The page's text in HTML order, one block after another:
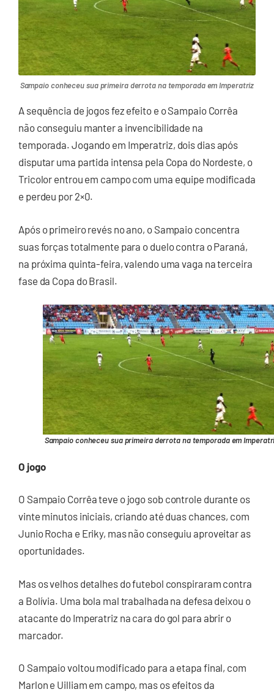
Sampaio conheceu sua primeira derrota na temporada em Imperatriz
A sequência de jogos fez efeito e o Sampaio Corrêa
não conseguiu manter a invencibilidade na
temporada. Jogando em Imperatriz, dois dias após
disputar uma partida intensa pela Copa do Nordeste, o
Tricolor entrou em campo com uma equipe modificada
e perdeu por 2×0.
Após o primeiro revés no ano, o Sampaio concentra
suas forças totalmente para o duelo contra o Paraná,
na próxima quinta-feira, valendo uma vaga na terceira
fase da Copa do Brasil.
Sampaio conheceu sua primeira derrota na temporada em
O jogo
O Sampaio Corrêa teve o jogo sob controle durante os
vinte minutos iniciais, criando até duas chances, com
Junio Rocha e Eriky, mas não conseguiu aproveitar as
oportunidades.
Mas os velhos detalhes do futebol conspiraram contra
a Bolívia. Uma bola mal trabalhada na defesa deixou o
atacante do Imperatriz na cara do gol para abrir o
marcador.
O Sampaio voltou modificado para a etapa final, com
Marlon e Uilliam em campo, mas os efeitos da